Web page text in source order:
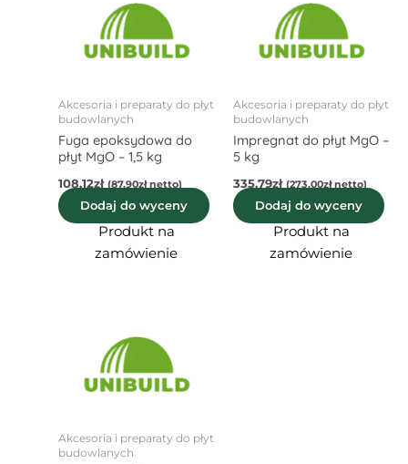
Akcesoria i preparaty do płyt
budowlanych
Fuga epoksydowa do
płyt MgO – 1,5 kg
108,12zł (87,90złnetto)
Dodaj do wyceny
Produkt na
zamówienie
Akcesoria i preparaty do płyt
budowlanych
Impregnat do płyt MgO –
5 kg
335,79zł (273,00złnetto)
Dodaj do wyceny
Produkt na
zamówienie
Akcesoria i preparaty do płyt
budowlanych